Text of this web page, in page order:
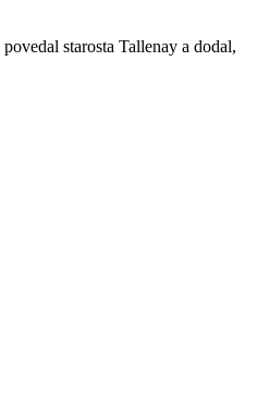
povedal starosta Tallenay a dodal,